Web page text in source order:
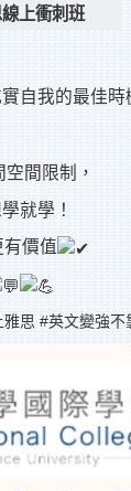
上衝刺班
自我的最佳時
間限制，
就學！
價值
雅思 #英文變強不